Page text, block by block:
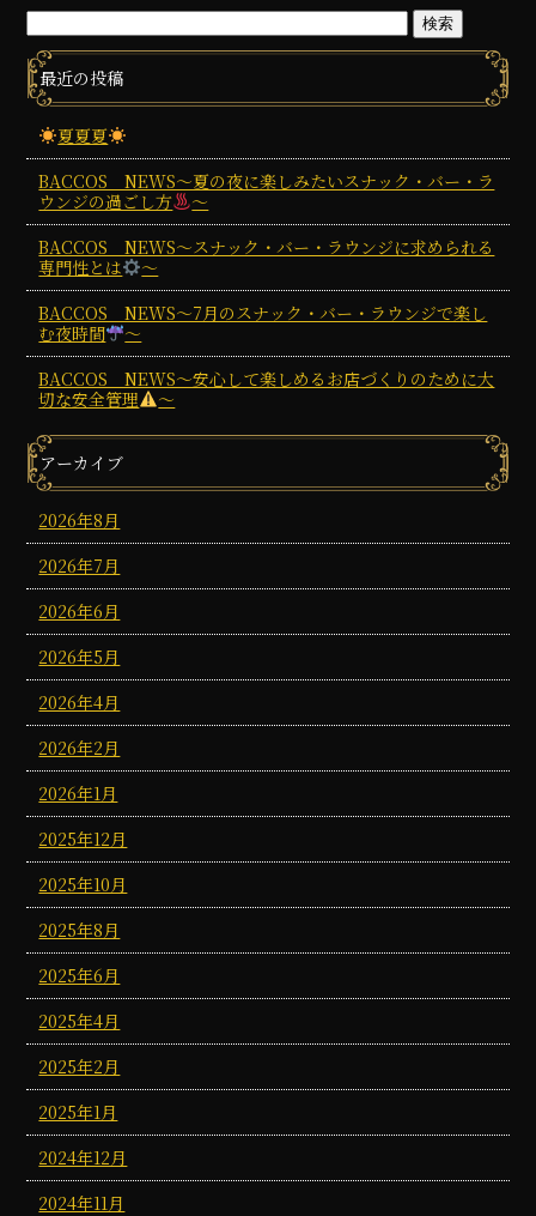
最近の投稿
夏夏夏
BACCOS NEWS～夏の夜に楽しみたいスナック・バー・ラ
ウンジの過ごし方
～
BACCOS NEWS～スナック・バー・ラウンジに求められる
専門性とは
～
BACCOS NEWS～7月のスナック・バー・ラウンジで楽し
む夜時間
～
BACCOS NEWS～安心して楽しめるお店づくりのために大
切な安全管理
～
アーカイブ
2026年8月
2026年7月
2026年6月
2026年5月
2026年4月
2026年2月
2026年1月
2025年12月
2025年10月
2025年8月
2025年6月
2025年4月
2025年2月
2025年1月
2024年12月
2024年11月